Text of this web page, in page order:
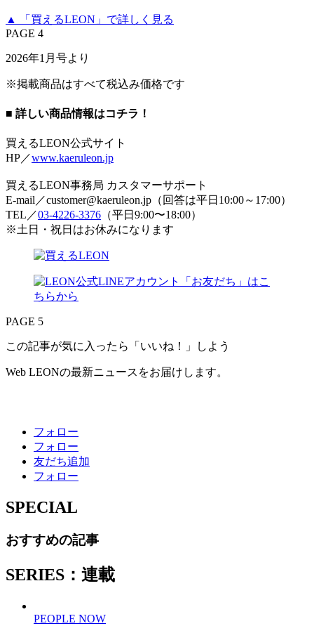
▲ 「買えるLEON」で詳しく見る
PAGE 4
2026年1月号より
※掲載商品はすべて税込み価格です
■ 詳しい商品情報はコチラ！
買えるLEON公式サイト
HP／www.kaeruleon.jp
買えるLEON事務局 カスタマーサポート
E-mail／customer@kaeruleon.jp（回答は平日10:00～17:00）
TEL／03-4226-3376 （平日9:00〜18:00）
※土日・祝日はお休みになります
PAGE 5
この記事が気に入ったら「いいね！」しよう
Web LEONの最新ニュースをお届けします。
フォロー
フォロー
友だち追加
フォロー
SPECIAL
おすすめの記事
SERIES：連載
PEOPLE NOW